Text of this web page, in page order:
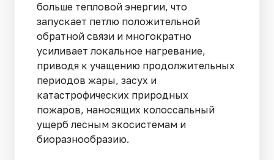
больше тепловой энергии, что
запускает петлю положительной
обратной связи и многократно
усиливает локальное нагревание,
приводя к учащению продолжительных
периодов жары, засух и
катастрофических природных
пожаров, наносящих колоссальный
ущерб лесным экосистемам и
биоразнообразию.